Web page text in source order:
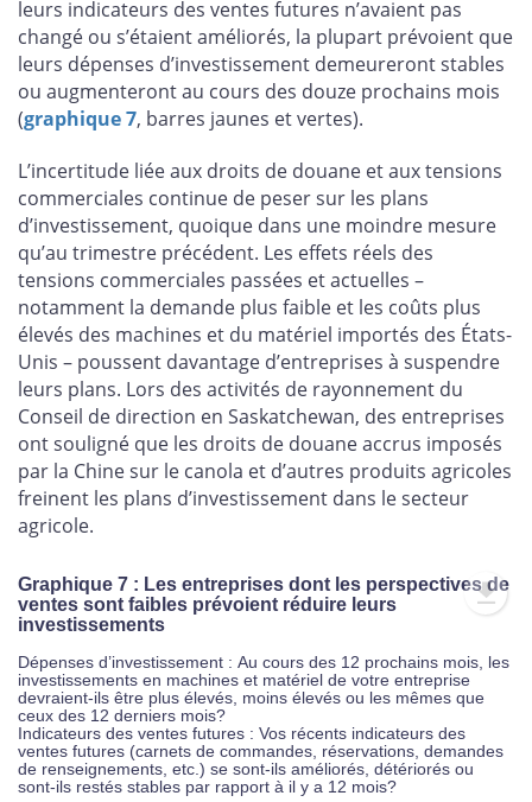
leurs indicateurs des ventes futures n’avaient pas
changé ou s’étaient améliorés, la plupart prévoient que
leurs dépenses d’investissement demeureront stables
ou augmenteront au cours des douze prochains mois
(graphique 7, barres jaunes et vertes).
L’incertitude liée aux droits de douane et aux tensions
commerciales continue de peser sur les plans
d’investissement, quoique dans une moindre mesure
qu’au trimestre précédent. Les effets réels des
tensions commerciales passées et actuelles –
notamment la demande plus faible et les coûts plus
élevés des machines et du matériel importés des États-
Unis – poussent davantage d’entreprises à suspendre
leurs plans. Lors des activités de rayonnement du
Conseil de direction en Saskatchewan, des entreprises
ont souligné que les droits de douane accrus imposés
par la Chine sur le canola et d’autres produits agricoles
freinent les plans d’investissement dans le secteur
agricole.
Graphique 7 : Les entreprises dont les perspectives de
ventes sont faibles prévoient réduire leurs
investissements
Dépenses d’investissement : Au cours des 12 prochains mois, les
investissements en machines et matériel de votre entreprise
devraient-ils être plus élevés, moins élevés ou les mêmes que
ceux des 12 derniers mois?
Indicateurs des ventes futures : Vos récents indicateurs des
ventes futures (carnets de commandes, réservations, demandes
de renseignements, etc.) se sont-ils améliorés, détériorés ou
sont-ils restés stables par rapport à il y a 12 mois?